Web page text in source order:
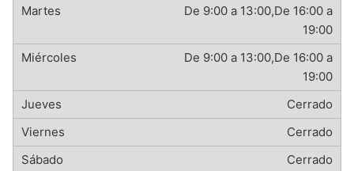
De 9:00 a 13:00,De 16:00 a
19:00
De 9:00 a 13:00,De 16:00 a
19:00
Cerrado
Cerrado
Cerrado